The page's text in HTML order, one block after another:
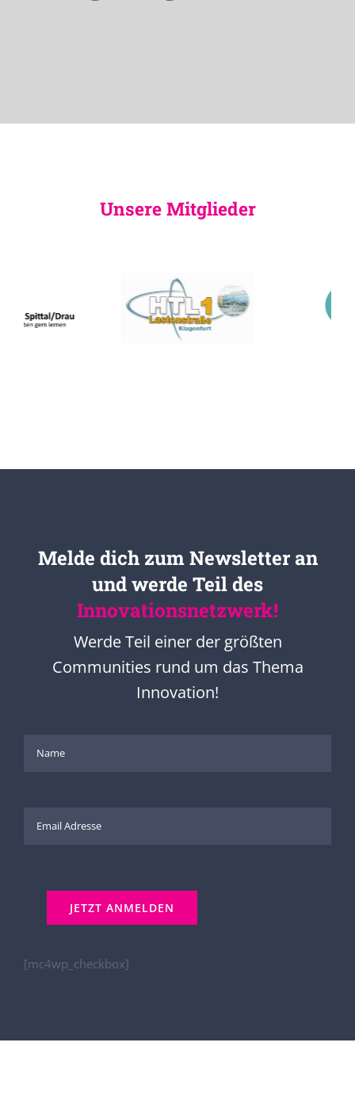
Unsere Mitglieder
Melde dich zum Newsletter an
und werde Teil des
Innovationsnetzwerk!
Werde Teil einer der größten
Communities rund um das Thema
Innovation!
[mc4wp_checkbox]